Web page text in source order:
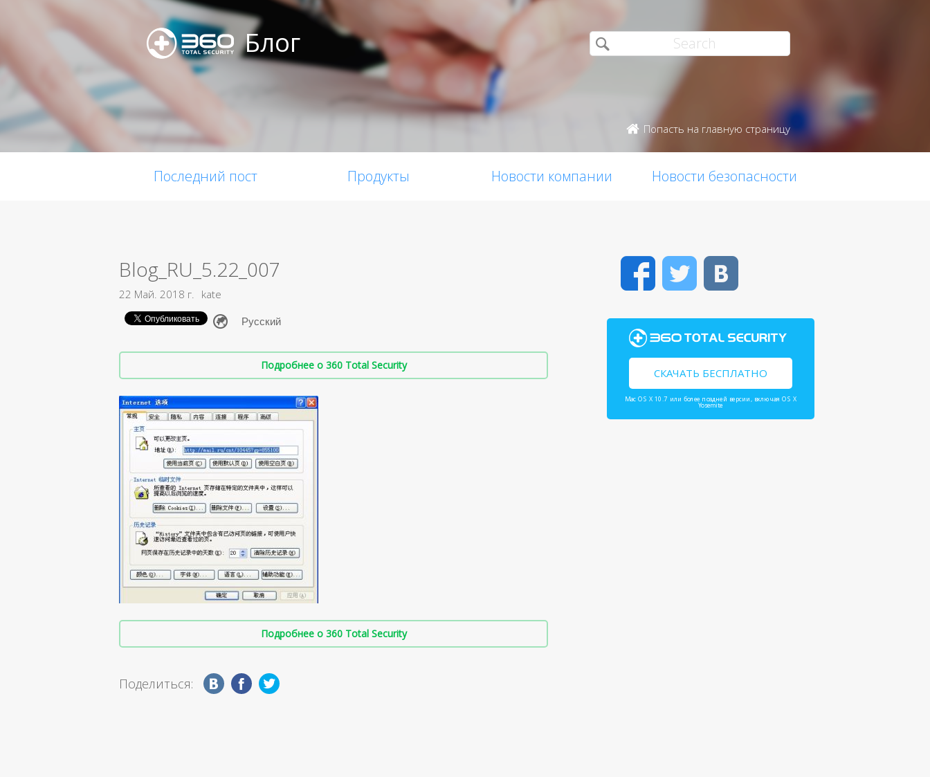
Блог
Попасть на главную страницу
Последний пост Продукты Новости компании Новости безопасности
Blog_RU_5.22_007
22 Май. 2018 г. kate
Подробнее о 360 Total Security
Подробнее о 360 Total Security
Поделиться:
FacebookTwitter
СКАЧАТЬ БЕСПЛАТНО
Mac OS X 10.7 или более поздней версии, включая OS X
Yosemite